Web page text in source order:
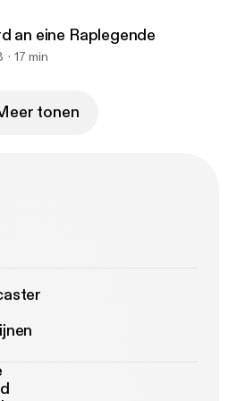
an eine Raplegende
17 min
tonen